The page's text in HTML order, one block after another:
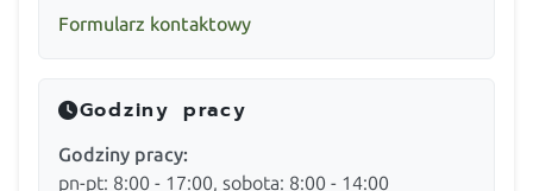
Formularz kontaktowy
Godziny pracy
Godziny pracy:
pn-pt: 8:00 - 17:00, sobota: 8:00 - 14:00